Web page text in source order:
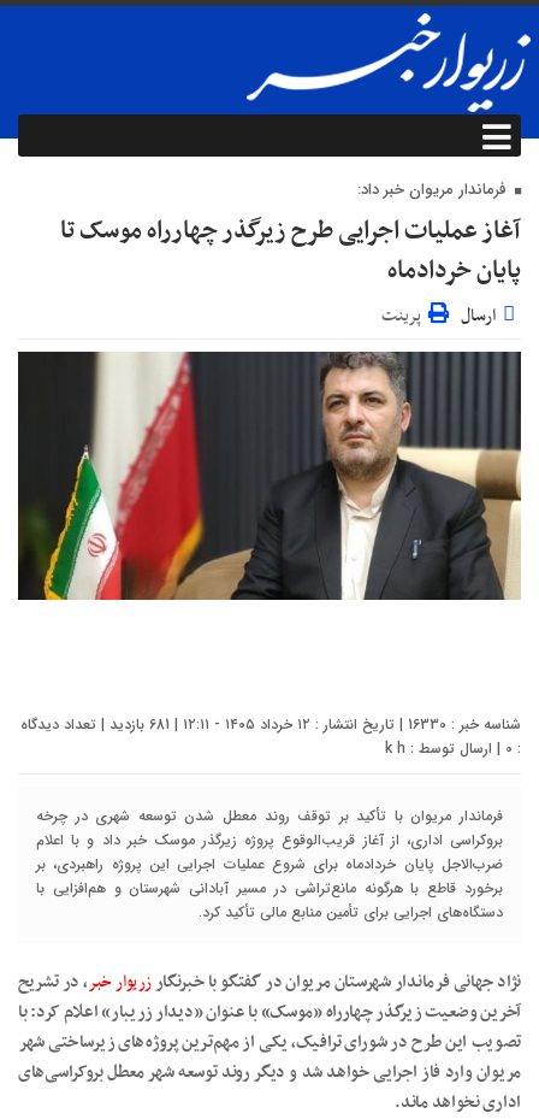
فرماندار مریوان خبر داد:
آغاز عملیات اجرایی طرح زیرگذر چهارراه موسک تا
پایان خردادماه
ارسال پرینت
شناسه خبر : 16330 | تاریخ انتشار : ۱۲ خرداد ۱۴۰۵ - ۱۲:۱۱ | 681 بازدید | تعداد دیدگاه
:
0 | ارسال توسط : k h
فرماندار مریوان با تأکید بر توقف روند معطل شدن توسعه شهری در چرخه
بروکراسی اداری، از آغاز قریب‌الوقوع پروژه زیرگذر موسک خبر داد و با اعلام
ضرب‌الاجل پایان خردادماه برای شروع عملیات اجرایی این پروژه راهبردی، بر
برخورد قاطع با هرگونه مانع‌تراشی در مسیر آبادانی شهرستان و هم‌افزایی با
دستگاه‌های اجرایی برای تأمین منابع مالی تأکید کرد.
نژاد جهانی فرماندار شهرستان مریوان در گفتگو با خبرنگارزریوار خبر، در تشریح
آخرین وضعیت زیرگذر چهارراه «موسک» با عنوان «دیدار زریبار» اعلام کرد: با
تصویب این طرح در شورای ترافیک، یکی از مهم‌ترین پروژه‌های زیرساختی شهر
مریوان وارد فاز اجرایی خواهد شد و دیگر روند توسعه شهر معطل بروکراسی‌های
اداری نخواهد ماند.